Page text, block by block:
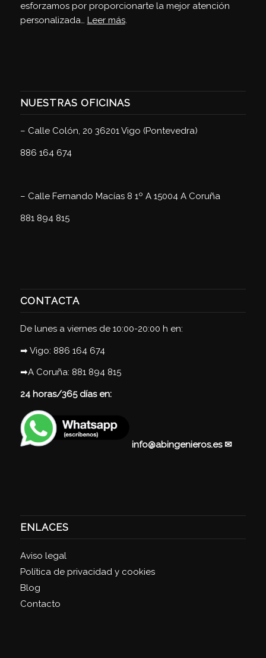
esforzamos por proporcionarte la mejor atención
personalizada… Leer más.
NUESTRAS OFICINAS
– Calle Colón, 20 36201 Vigo (Pontevedra)
886 164 674
– Calle Fernando Macías 8 1º A 15004 A Coruña
881 894 815
CONTACTA
De lunes a viernes de 10:00-20:00 h en:
➡ Vigo: 886 164 674
➡A Coruña: 881 894 815
24 horas/365 días en:
info@abingenieros.es✉
ENLACES
Aviso legal
Política de privacidad y cookies
Blog
Contacto